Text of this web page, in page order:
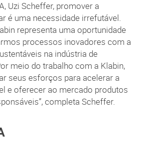
Uzi Scheffer, promover a
é uma necessidade irrefutável.
representa uma oportunidade
processos inovadores com a
na indústria de
meio do trabalho com a Klabin,
seus esforços para acelerar a
e oferecer ao mercado produtos
completa Scheffer.